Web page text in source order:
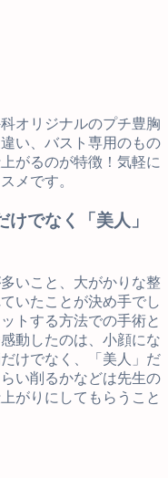
オリジナルのプチ豊胸
い、バスト専用のもの
がるのが特徴！気軽に
メです。
でなく「美人」
いこと、大がかりな整
いたことが決め手でし
トする方法での手術と
動したのは、小顔にな
けでなく、「美人」だ
い削るかなどは先生の
がりにしてもらうこと